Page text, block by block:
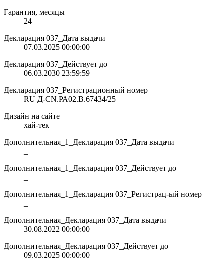
Гарантия, месяцы
24
Декларация 037_Дата выдачи
07.03.2025 00:00:00
Декларация 037_Действует до
06.03.2030 23:59:59
Декларация 037_Регистрационный номер
RU Д-CN.РА02.В.67434/25
Дизайн на сайте
хай-тек
Дополнительная_1_Декларация 037_Дата выдачи
Дополнительная_1_Декларация 037_Действует до
Дополнительная_1_Декларация 037_Регистрац-ый номер
Дополнительная_Декларация 037_Дата выдачи
30.08.2022 00:00:00
Дополнительная_Декларация 037_Действует до
09.03.2025 00:00:00